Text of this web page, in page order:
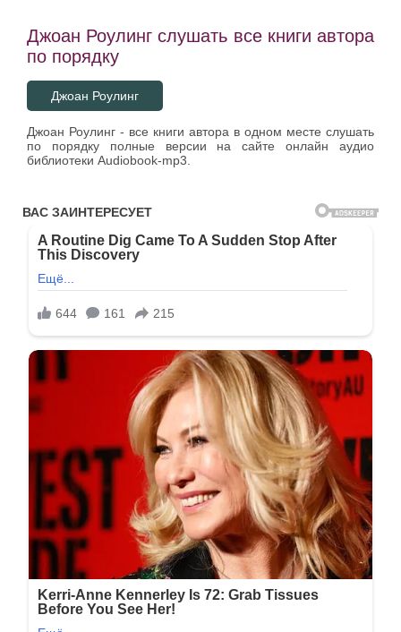
Джоан Роулинг слушать все книги автора
по порядку
Джоан Роулинг
Джоан Роулинг - все книги автора в одном месте слушать
по порядку полные версии на сайте онлайн аудио
библиотеки Audiobook-mp3.